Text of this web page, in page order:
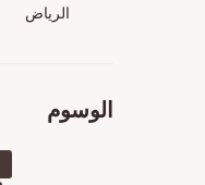
الرياض
الوسوم